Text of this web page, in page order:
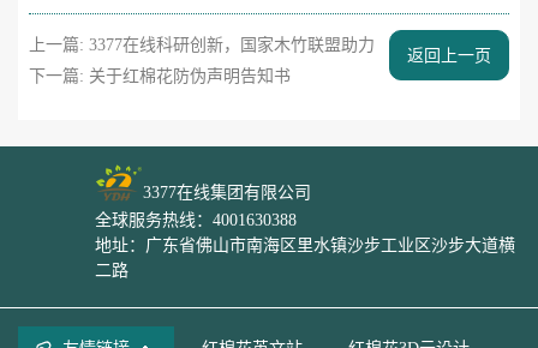
上一篇:3377在线科研创新，国家木竹联盟助力
下一篇: 关于红棉花防伪声明告知书
返回上一页
3377在线集团有限公司
全球服务热线：4001630388
地址：广东省佛山市南海区里水镇沙步工业区沙步大道横
二路